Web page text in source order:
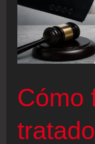
Cómo